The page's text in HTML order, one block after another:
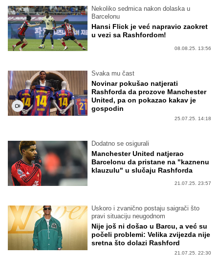
Nekoliko sedmica nakon dolaska u
Barcelonu
Hansi Flick je već napravio zaokret
u vezi sa Rashfordom!
08.08.25. 13:56
Svaka mu čast
Novinar pokušao natjerati
Rashforda da prozove Manchester
United, pa on pokazao kakav je
gospodin
25.07.25. 14:18
Dodatno se osigurali
Manchester United natjerao
Barcelonu da pristane na "kaznenu
klauzulu" u slučaju Rashforda
21.07.25. 23:57
Uskoro i zvanično postaju saigrači što
pravi situaciju neugodnom
Nije još ni došao u Barcu, a već su
počeli problemi: Velika zvijezda nije
sretna što dolazi Rashford
21.07.25. 22:30